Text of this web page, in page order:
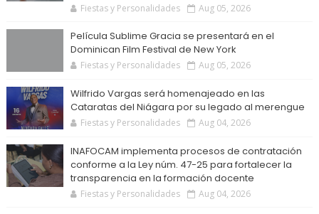
Fiestas y Personalidades Aug 05, 2026
Película Sublime Gracia se presentará en el
Dominican Film Festival de New York
Fiestas y Personalidades Aug 05, 2026
Wilfrido Vargas será homenajeado en las
Cataratas del Niágara por su legado al merengue
Fiestas y Personalidades Aug 04, 2026
INAFOCAM implementa procesos de contratación
conforme a la Ley núm. 47-25 para fortalecer la
transparencia en la formación docente
Fiestas y Personalidades Aug 04, 2026